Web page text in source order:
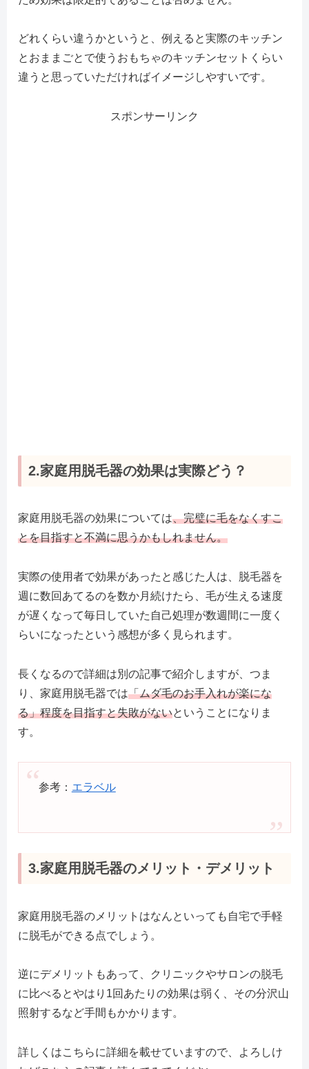
どれくらい違うかというと、例えると実際のキッチン
とおままごとで使うおもちゃのキッチンセットくらい
違うと思っていただければイメージしやすいです。
スポンサーリンク
2.家庭用脱毛器の効果は実際どう？
家庭用脱毛器の効果については、完璧に毛をなくすこ
とを目指すと不満に思うかもしれません。
実際の使用者で効果があったと感じた人は、脱毛器を
週に数回あてるのを数か月続けたら、毛が生える速度
が遅くなって毎日していた自己処理が数週間に一度く
らいになったという感想が多く見られます。
長くなるので詳細は別の記事で紹介しますが、つま
り、家庭用脱毛器では「ムダ毛のお手入れが楽にな
る」程度を目指すと失敗がないということになりま
す。
参考： エラベル
3.家庭用脱毛器のメリット・デメリット
家庭用脱毛器のメリットはなんといっても自宅で手軽
に脱毛ができる点でしょう。
逆にデメリットもあって、クリニックやサロンの脱毛
に比べるとやはり1回あたりの効果は弱く、その分沢山
照射するなど手間もかかります。
詳しくはこちらに詳細を載せていますので、よろしけ